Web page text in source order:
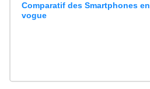
Comparatif des Smartphones en
vogue